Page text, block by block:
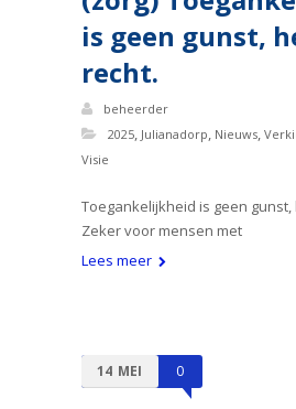
is geen gunst,
recht.
beheerder
2025, Julianadorp, Nieuws,
Visie
Toegankelijkheid is geen gunst,
Zeker voor mensen met
Lees meer
14 MEI 0